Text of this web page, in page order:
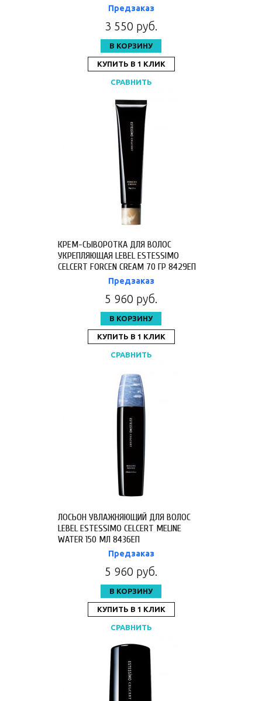
Предзаказ
3 550 руб.
В КОРЗИНУ
КУПИТЬ В 1 КЛИК
СРАВНИТЬ
КРЕМ-СЫВОРОТКА ДЛЯ ВОЛОС
УКРЕПЛЯЮЩАЯ LEBEL ESTESSIMO
CELCERT FORCEN CREAM 70 ГР 8429ЕП
Предзаказ
5 960 руб.
В КОРЗИНУ
КУПИТЬ В 1 КЛИК
СРАВНИТЬ
ЛОСЬОН УВЛАЖНЯЮЩИЙ ДЛЯ ВОЛОС
LEBEL ESTESSIMO CELCERT MELINE
WATER 150 МЛ 8436ЕП
Предзаказ
5 960 руб.
В КОРЗИНУ
КУПИТЬ В 1 КЛИК
СРАВНИТЬ